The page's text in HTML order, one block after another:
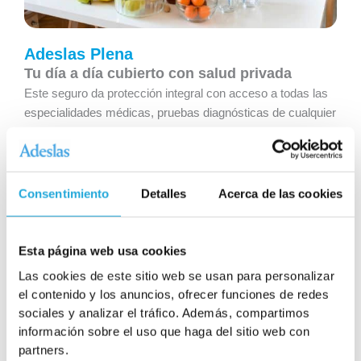
Consentimiento Detalles Acerca de las cookies
Esta página web usa cookies
Las cookies de este sitio web se usan para personalizar
el contenido y los anuncios, ofrecer funciones de redes
sociales y analizar el tráfico. Además, compartimos
información sobre el uso que haga del sitio web con
partners.
Adeslas Plena
Tu día a día cubierto con salud privada
Este seguro da protección integral con acceso a todas las
especialidades médicas, pruebas diagnósticas de cualquier
tratamientos complejos. Es la solución perfecta para
familias que desean una cobertura completa sin
preocupaciones adicionales.
Adeslas Plena Plus
Lo mejor en sanidad privada, sin costes
añadidos
Nuestro producto más exclusivo y de máximo nivel en
atención médica privada. Con él, tendrás acceso
preferencial a las mejores clínicas y hospitales privados,